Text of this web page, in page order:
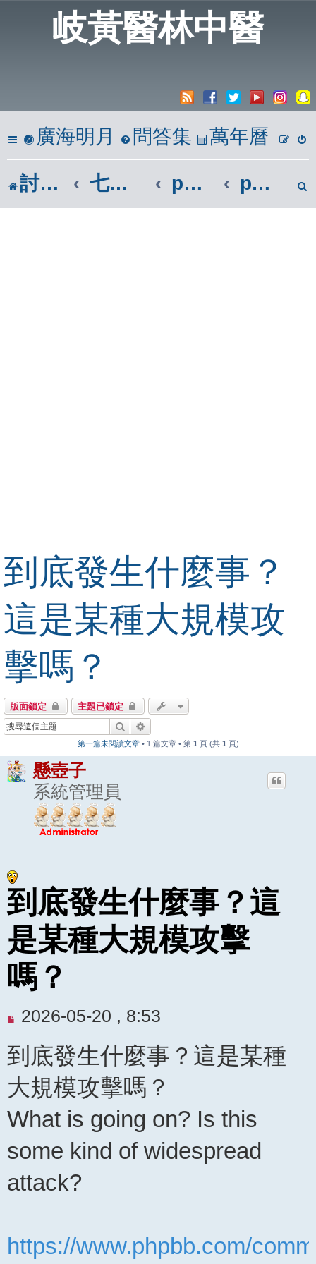
岐黃醫林中醫
廣海明月 問答集 萬年曆
討論區 七、參考區 phpBB參考區 phpBB3.3.x
到底發生什麼事？
這是某種大規模攻
擊嗎？
版面鎖定
主題已鎖定
搜尋
第一篇未閱讀文章• 1 篇文章 • 第 1 頁 (共 1 頁)
懸壺子
系統管理員
到底發生什麼事？這
是某種大規模攻擊
嗎？
未
讀
文
章
2026-05-20 , 8:53
到底發生什麼事？這是某種
大規模攻擊嗎？
What is going on? Is this
some kind of widespread
attack?
https://www.phpbb.com/